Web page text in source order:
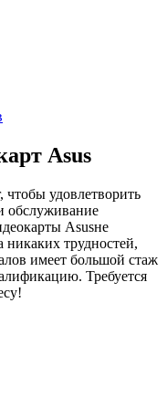
Asus
удовлетворить
обслуживание
Asusне
никаких трудностей,
имеет большой стаж
Требуется